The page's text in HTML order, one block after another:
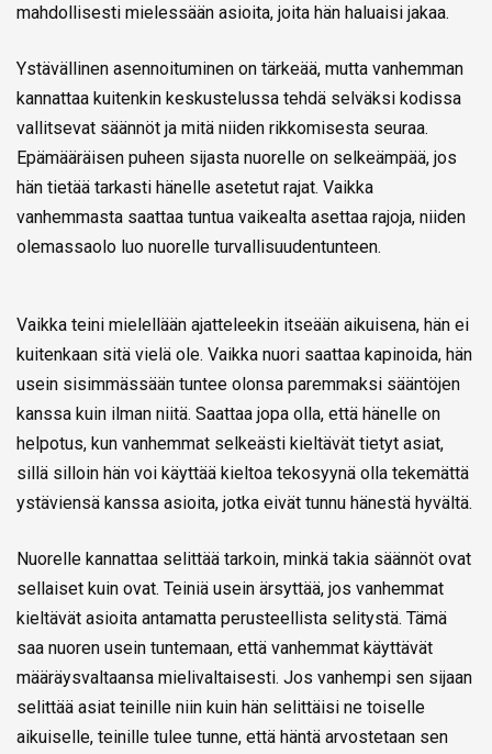
mahdollisesti mielessään asioita, joita hän haluaisi jakaa.
Ystävällinen asennoituminen on tärkeää, mutta vanhemman
kannattaa kuitenkin keskustelussa tehdä selväksi kodissa
vallitsevat säännöt ja mitä niiden rikkomisesta seuraa.
Epämääräisen puheen sijasta nuorelle on selkeämpää, jos
hän tietää tarkasti hänelle asetetut rajat. Vaikka
vanhemmasta saattaa tuntua vaikealta asettaa rajoja, niiden
olemassaolo luo nuorelle turvallisuudentunteen.
Vaikka teini mielellään ajatteleekin itseään aikuisena, hän ei
kuitenkaan sitä vielä ole. Vaikka nuori saattaa kapinoida, hän
usein sisimmässään tuntee olonsa paremmaksi sääntöjen
kanssa kuin ilman niitä. Saattaa jopa olla, että hänelle on
helpotus, kun vanhemmat selkeästi kieltävät tietyt asiat,
sillä silloin hän voi käyttää kieltoa tekosyynä olla tekemättä
ystäviensä kanssa asioita, jotka eivät tunnu hänestä hyvältä.
Nuorelle kannattaa selittää tarkoin, minkä takia säännöt ovat
sellaiset kuin ovat. Teiniä usein ärsyttää, jos vanhemmat
kieltävät asioita antamatta perusteellista selitystä. Tämä
saa nuoren usein tuntemaan, että vanhemmat käyttävät
määräysvaltaansa mielivaltaisesti. Jos vanhempi sen sijaan
selittää asiat teinille niin kuin hän selittäisi ne toiselle
aikuiselle, teinille tulee tunne, että häntä arvostetaan sen